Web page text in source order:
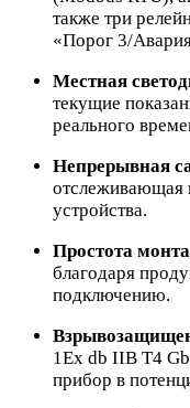
также три
«Порог 3/
Местная
текущие
реального
Непрерывная
отслеживающая
устройства.
Простота
благодаря
подключению.
1Ex db IIB T4 Gb
прибор в